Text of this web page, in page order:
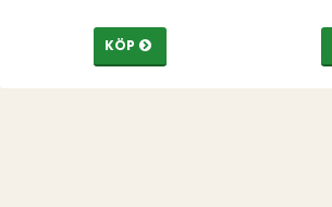
KÖP